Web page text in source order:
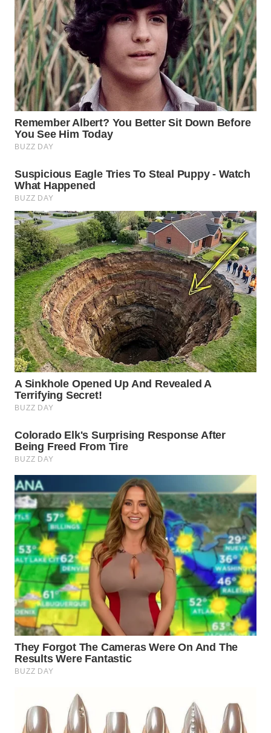
SOLO
WN
BOROBUDUR
WN
MADURA
WN
SURABAYA
WN
NATUNA
WN
BINTAN
WN
MANDALIKA
WN
LIKUPANG
WN
LABUANBAJO
WN
BORNEO
Wahana
Media
Group
WAHANA
NEWS
WAHANA
TANI
WAHANA
ADVOKAT
WAHANA
INFRASTRUKTUR
WAHANA
WAHANA
LISTRIK